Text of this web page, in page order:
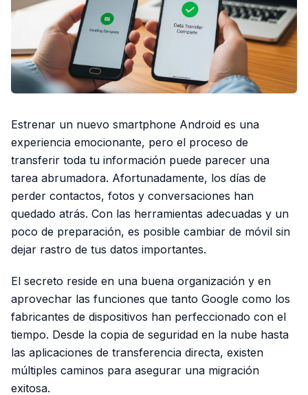
Estrenar un nuevo smartphone Android es una
experiencia emocionante, pero el proceso de
transferir toda tu información puede parecer una
tarea abrumadora. Afortunadamente, los días de
perder contactos, fotos y conversaciones han
quedado atrás. Con las herramientas adecuadas y un
poco de preparación, es posible cambiar de móvil sin
dejar rastro de tus datos importantes.
El secreto reside en una buena organización y en
aprovechar las funciones que tanto Google como los
fabricantes de dispositivos han perfeccionado con el
tiempo. Desde la copia de seguridad en la nube hasta
las aplicaciones de transferencia directa, existen
múltiples caminos para asegurar una migración
exitosa.